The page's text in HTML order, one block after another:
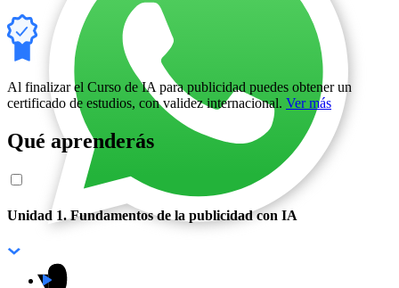
Al finalizar el Curso de IA para publicidad puedes obtener un
certificado de estudios, con validez internacional. Ver más
Qué aprenderás
Unidad 1. Fundamentos de la publicidad con IA